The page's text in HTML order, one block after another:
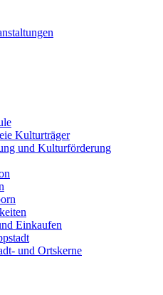
Kulturträger
und Kulturförderung
Einkaufen
und Ortskerne